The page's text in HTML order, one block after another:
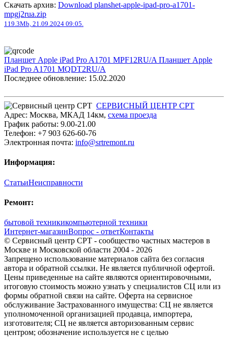
Скачать архив: Download planshet-apple-ipad-pro-a1701-
mpgj2rua.zip
119.3Mb, 21.09.2024 09:05.
Планшет Apple iPad Pro A1701 MPF12RU/A Планшет Apple
iPad Pro A1701 MQDT2RU/A
Последнее обновление: 15.02.2020
СЕРВИСНЫЙ ЦЕНТР СРТ
Адрес: Москва, МКАД 14км, cхема проезда
График работы: 9.00-21.00
Телефон: +7 903 626-60-76
Электронная почта: info@srtremont.ru
Информация:
СтатьиНеисправности
Ремонт:
бытовой техникикомпьютерной техники
Интернет-магазинВопрос - ответКонтакты
© Сервисный центр СРТ - сообщество частных мастеров в
Москве и Московской области 2004 - 2026
Запрещено использование материалов сайта без согласия
автора и обратной ссылки. Не является публичной офертой.
Цены приведенные на сайте являются ориентировочными,
итоговую стоимость можно узнать у специалистов СЦ или из
формы обратной связи на сайте. Оферта на сервисное
обслуживание Застрахованного имущества: СЦ не является
уполномоченной организацией продавца, импортера,
изготовителя; СЦ не является авторизованным сервис
центром; обозначение используется не с целью